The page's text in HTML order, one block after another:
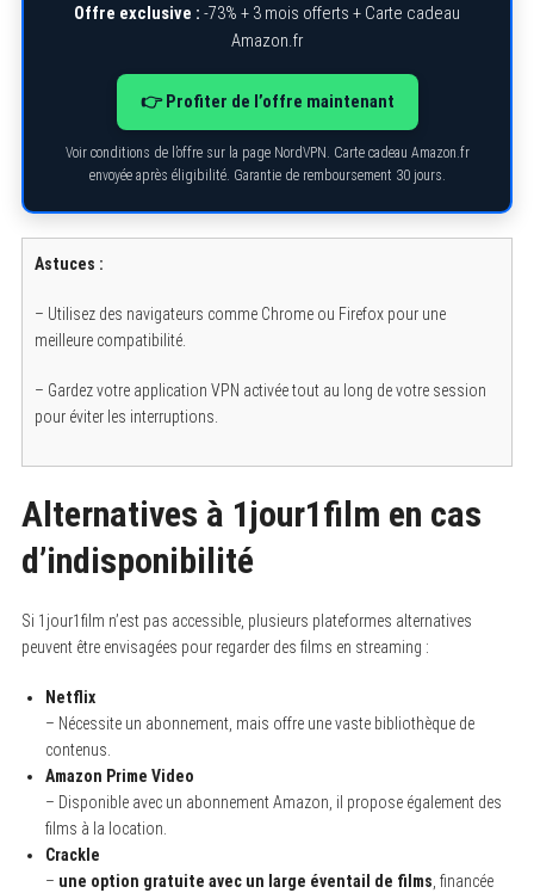
Offre exclusive : -73% + 3 mois offerts + Carte cadeau
Amazon.fr
👉 Profiter de l’offre maintenant
Voir conditions de l’offre sur la page NordVPN. Carte cadeau Amazon.fr
envoyée après éligibilité. Garantie de remboursement 30 jours.
Astuces :
– Utilisez des navigateurs comme Chrome ou Firefox pour une
meilleure compatibilité.
– Gardez votre application VPN activée tout au long de votre session
pour éviter les interruptions.
Alternatives à 1jour1film en cas
d’indisponibilité
Si 1jour1film n’est pas accessible, plusieurs plateformes alternatives
peuvent être envisagées pour regarder des films en streaming :
Netflix
– Nécessite un abonnement, mais offre une vaste bibliothèque de
contenus.
Amazon Prime Video
– Disponible avec un abonnement Amazon, il propose également des
films à la location.
Crackle
– une option gratuite avec un large éventail de films , financée